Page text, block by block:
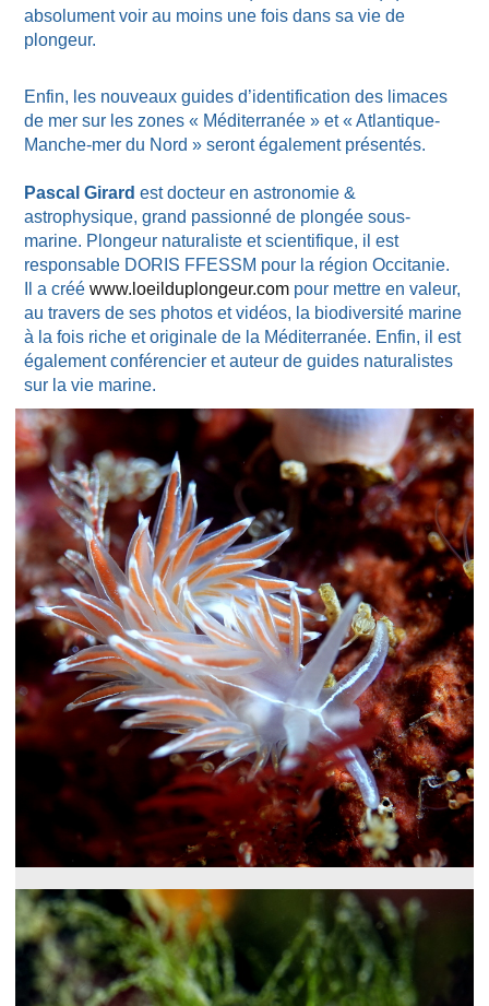
absolument voir au moins une fois dans sa vie de
plongeur.
Enfin, les nouveaux guides d’identification des limaces
de mer sur les zones « Méditerranée » et « Atlantique-
Manche-mer du Nord » seront également présentés.
Pascal Girard est docteur en astronomie &
astrophysique, grand passionné de plongée sous-
marine. Plongeur naturaliste et scientifique, il est
responsable DORIS FFESSM pour la région Occitanie.
Il a créé www.loeilduplongeur.com pour mettre en valeur,
au travers de ses photos et vidéos, la biodiversité marine
à la fois riche et originale de la Méditerranée. Enfin, il est
également conférencier et auteur de guides naturalistes
sur la vie marine.